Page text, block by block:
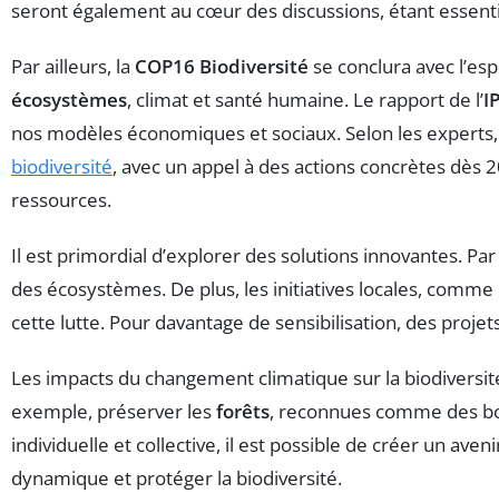
seront également au cœur des discussions, étant
Par ailleurs, la COP16 Biodiversité se conclura avec
écosystèmes, climat et santé humaine. Le rapport de l’
nos modèles économiques et sociaux. Selon les
biodiversité, avec un appel à des actions concrètes dès
ressources.
Il est primordial d’explorer des solutions innovantes.
des écosystèmes. De plus, les initiatives locales,
cette lutte. Pour davantage de sensibilisation, des
Les impacts du changement climatique sur la
exemple, préserver lesforêts, reconnues comme des
individuelle et collective, il est possible de créer un
dynamique et protéger la biodiversité.